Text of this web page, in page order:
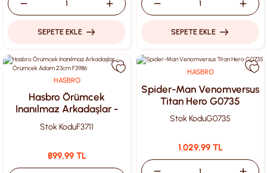
SEPETE EKLE SEPETE EKLE
HASBRO
Hasbro Örümcek
Inanılmaz Arkadaşlar -
Örümcek Adam 23cm
F3986
Stok KoduF3711
899,99 TL
HASBRO
Spider-Man Venomversus
Titan Hero G0735
Stok KoduG0735
1.029,99 TL